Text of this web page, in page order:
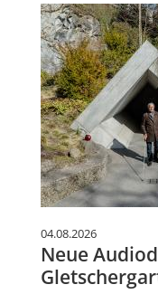
04.08.2026
Neue